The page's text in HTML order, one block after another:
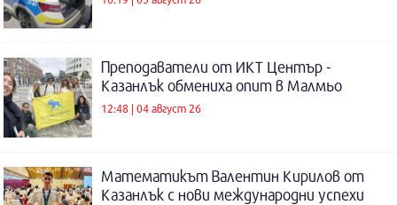
Преподаватели от ИКТ Център -
Казанлък обмениха опит в Малмьо
12:48 | 04 август 26
Математикът Валентин Кирилов от
Казанлък с нови международни успехи